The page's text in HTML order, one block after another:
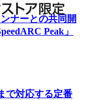
ナーとの共同開
Peak」
で対応する定番